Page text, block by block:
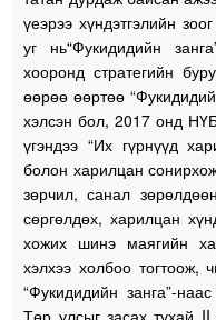
үеэрээ хүндэтгэлийн
уг нь“Фукидидийн
хооронд стратегийн
өөрөө өөртөө
хэлсэн бол, 2017 онд
үгэндээ “Их гүрнүүд
болон харилцан
зөрчил, санал
сөргөлдөх, харилцан
хожих шинэ маягийн
хэлхээ холбоо тогтоож,
“Фукидидийн занга”-